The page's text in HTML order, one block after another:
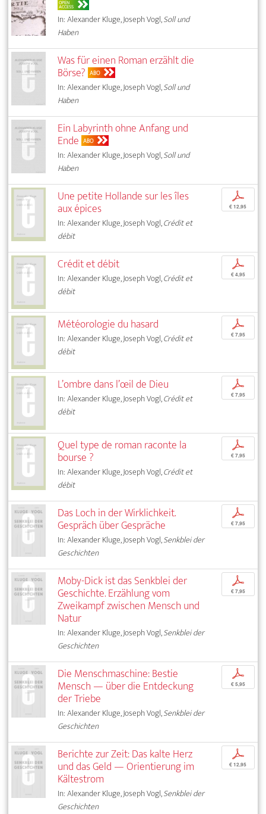
OPEN
ACCESS
In: Alexander Kluge, Joseph Vogl,Soll und
Haben
Was für einen Roman erzählt die
Börse? ABO
In: Alexander Kluge, Joseph Vogl,Soll und
Haben
Ein Labyrinth ohne Anfang und
Ende ABO
In: Alexander Kluge, Joseph Vogl,Soll und
Haben
Une petite Hollande sur les îles
aux épices
In: Alexander Kluge, Joseph Vogl,Crédit et
débit
p
€ 12,95
Crédit et débit
In: Alexander Kluge, Joseph Vogl,Crédit et
débit
p
€ 4,95
Météorologie du hasard
In: Alexander Kluge, Joseph Vogl,Crédit et
débit
p
€ 7,95
L’ombre dans l’œil de Dieu
In: Alexander Kluge, Joseph Vogl,Crédit et
débit
p
€ 7,95
Quel type de roman raconte la
bourse ?
In: Alexander Kluge, Joseph Vogl,Crédit et
débit
p
€ 7,95
Das Loch in der Wirklichkeit.
Gespräch über Gespräche
In: Alexander Kluge, Joseph Vogl,Senkblei der
Geschichten
p
€ 7,95
Moby-Dick ist das Senkblei der
Geschichte. Erzählung vom
Zweikampf zwischen Mensch und
Natur
In: Alexander Kluge, Joseph Vogl,Senkblei der
Geschichten
p
€ 7,95
Die Menschmaschine: Bestie
Mensch — über die Entdeckung
der Triebe
In: Alexander Kluge, Joseph Vogl,Senkblei der
Geschichten
p
€ 5,95
Berichte zur Zeit: Das kalte Herz
und das Geld — Orientierung im
Kältestrom
In: Alexander Kluge, Joseph Vogl,Senkblei der
Geschichten
p
€ 12,95